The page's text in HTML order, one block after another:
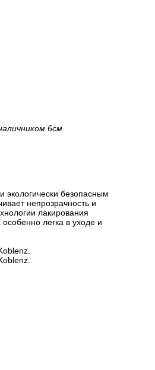
6см
безопасным
непрозрачность и
лакирования
легка в уходе и